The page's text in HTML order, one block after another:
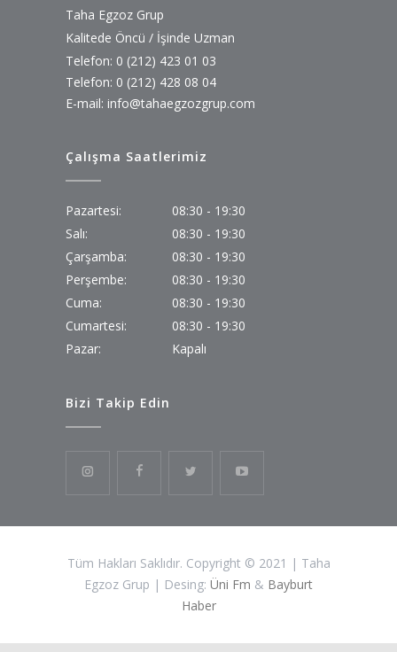
Taha Egzoz Grup
Kalitede Öncü / İşinde Uzman
Telefon: 0 (212) 423 01 03
Telefon: 0 (212) 428 08 04
E-mail: info@tahaegzozgrup.com
Çalışma Saatlerimiz
Pazartesi:
08:30 - 19:30
Salı:
08:30 - 19:30
Çarşamba:
08:30 - 19:30
Perşembe:
08:30 - 19:30
Cuma:
08:30 - 19:30
Cumartesi:
08:30 - 19:30
Pazar:
Kapalı
Bizi Takip Edin
Tüm Hakları Saklıdır. Copyright © 2021 | Taha
Egzoz Grup | Desing: Üni Fm & Bayburt
Haber